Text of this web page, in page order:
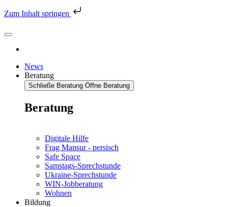
Zum Inhalt springen
News
Beratung
Schließe Beratung Öffne Beratung
Beratung
Digitale Hilfe
Frag Mansur - persisch
Safe Space
Samstags-Sprechstunde
Ukraine-Sprechstunde
WIN-Jobberatung
Wohnen
Bildung